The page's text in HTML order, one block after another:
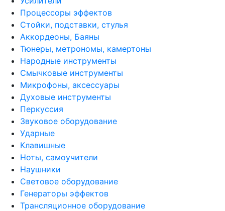
Процессоры эффектов
Стойки, подставки, стулья
Аккордеоны, Баяны
Тюнеры, метрономы, камертоны
Народные инструменты
Смычковые инструменты
Микрофоны, аксессуары
Духовые инструменты
Перкуссия
Звуковое оборудование
Ударные
Клавишные
Ноты, самоучители
Наушники
Световое оборудование
Генераторы эффектов
Трансляционное оборудование